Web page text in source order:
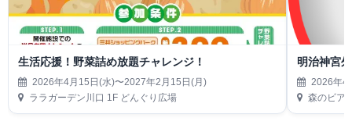
生活応援！野菜詰め放題チャレンジ！
2026年4月15日(水)〜2027年2月15日(月)
ララガーデン川口 1F どんぐり広場
明治神宮
2026年4
森のビアガー